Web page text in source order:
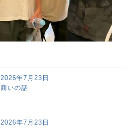
2026年7月23日
商いの話
2026年7月23日